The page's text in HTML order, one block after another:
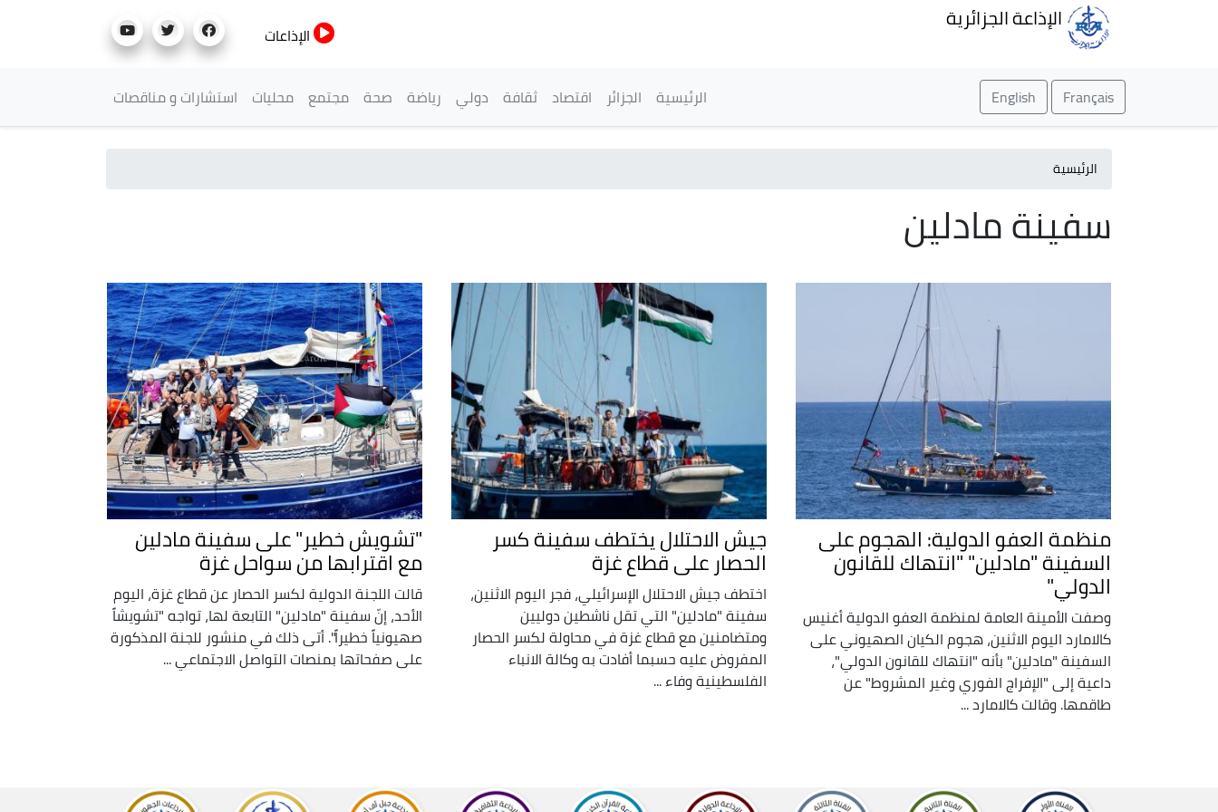
الإذاعة الجزائرية
الإذاعات
Français
English القائمة الرئيسية
الرئيسية الجزائر اقتصاد ثقافة دولي رياضة صحة مجتمع محليات استشارات و مناقصات
الرئيسية
سفينة مادلين
منظمة العفو الدولية: الهجوم على
السفينة "مادلين" "انتهاك للقانون
الدولي"
وصفت الأمينة العامة لمنظمة العفو الدولية أغنيس
كالامارد اليوم الاثنين، هجوم الكيان الصهيوني على
السفينة "مادلين" بأنه "انتهاك للقانون الدولي"،
داعية إلى "الإفراج الفوري وغير المشروط" عن
طاقمها. وقالت كالامارد ...
جيش الاحتلال يختطف سفينة كسر
الحصار على قطاع غزة
اختطف جيش الاحتلال الإسرائيلي، فجر اليوم الاثنين،
سفينة "مادلين" التي تقل ناشطين دوليين
ومتضامنين مع قطاع غزة في محاولة لكسر الحصار
المفروض عليه حسبما أفادت به وكالة الانباء
الفلسطينية وفاء ...
"تشويش خطير" على سفينة مادلين
مع اقترابها من سواحل غزة
قالت اللجنة الدولية لكسر الحصار عن قطاع غزة، اليوم
الأحد، إنّ سفينة "مادلين" التابعة لها، تواجه "تشويشاً
صهيونياً خطيراً". أتى ذلك في منشور للجنة المذكورة
على صفحاتها بمنصات التواصل الاجتماعي ...